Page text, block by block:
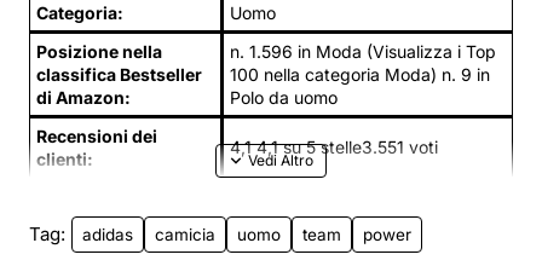
Categoria:
Uomo
Posizione nella
classifica Bestseller
di Amazon:
n. 1.596 in Moda (Visualizza i Top
100 nella categoria Moda) n. 9 in
Polo da uomo
Recensioni dei
clienti:
4,1 4,1 su 5 stelle3.551 voti
Tag: adidas camicia uomo team power